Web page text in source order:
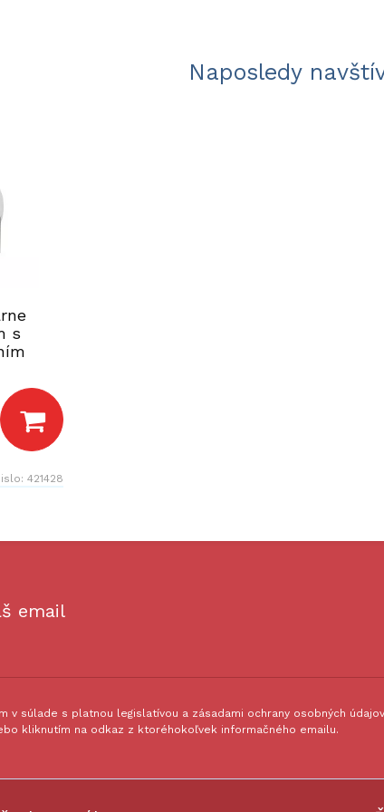
Naposledy
s
421428
email
súlade s platnou legislatívou a zásadami ochrany osobných
kliknutím na odkaz z ktoréhokoľvek informačného emailu.